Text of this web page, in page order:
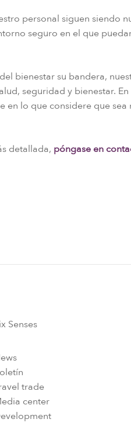
personal siguen siendo
seguro en el que
bienestar su bandera,
seguridad y bienestar.
lo que considere que sea
detallada, póngase en
Senses
trade
center